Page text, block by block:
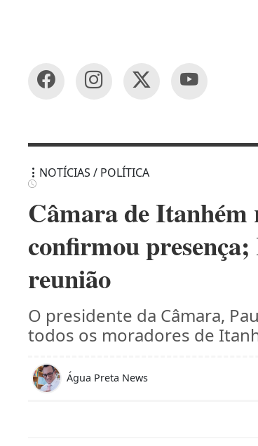
NOTÍCIAS / POLÍTICA
Câmara de
confirmou
reunião
O presidente da Câmara,
todos os moradores de
Água Preta News